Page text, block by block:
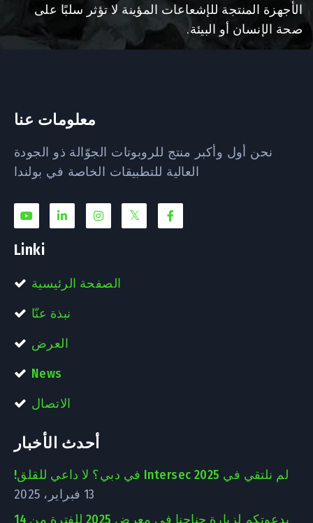
الأجهزة المنتجة للإشعاعات المؤينة لا تؤثر سلبًا على
صحة الإنسان أو البيئة.
معلومات عنا
نحن أول وأكبر منتج للروبوتات الجوّالة ذو الجودة
العالية للتطبيقات الخاصة في بولندا
Linki
الصفحة الرئيسية
نبذة عنّا
العرض
News
الاتصال
أحدث الأخبار
لم نلتقي في Intersec 2025 في دبي؟ لا داعي للقلق!
13 فبراير، 2025
بدعوتكم لزيارة جناحنا في معرض 2025 للفترة من 14